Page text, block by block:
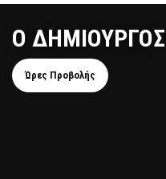
Ο ΔΗΜΙΟΥΡΓΟΣ
Ώρες Προβολής